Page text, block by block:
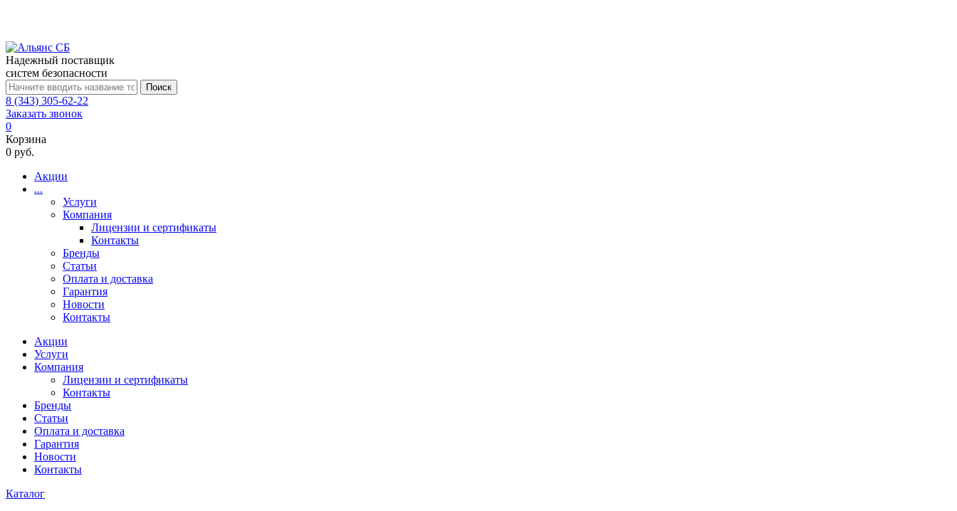
Надежный поставщик
систем безопасности
Поиск
8 (343) 305-62-22
Заказать звонок
0
Корзина
0 руб.
Акции
...
Услуги
Компания
Лицензии и сертификаты
Контакты
Бренды
Статьи
Оплата и доставка
Гарантия
Новости
Контакты
Акции
Услуги
Компания
Лицензии и сертификаты
Контакты
Бренды
Статьи
Оплата и доставка
Гарантия
Новости
Контакты
Каталог